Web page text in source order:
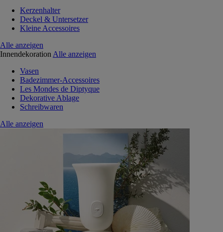
Kerzenhalter
Deckel & Untersetzer
Kleine Accessoires
Alle anzeigen
Innendekoration Alle anzeigen
Vasen
Badezimmer-Accessoires
Les Mondes de Diptyque
Dekorative Ablage
Schreibwaren
Alle anzeigen